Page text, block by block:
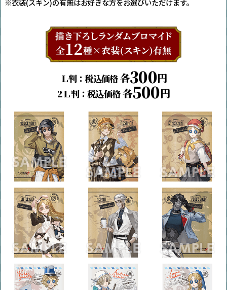
Ｌ判：税込価格各300円
2Ｌ判：税込価格各500円